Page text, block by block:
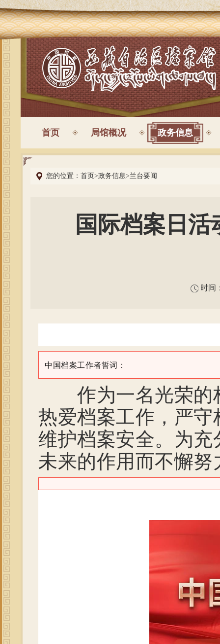
首页 局馆概况 政务信息
您的位置： 首页>政务信息>兰台要闻
国际档案日
时间
中国档案工作者誓词：
作为一名光荣的
热爱档案工作，严
维护档案安全。为
未来的作用而不懈